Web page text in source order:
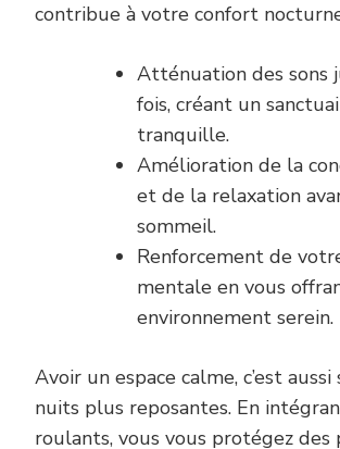
contribue à votre confort
Atténuation des sons
fois, créant un
tranquille.
Amélioration de la
et de la relaxation
sommeil.
Renforcement de
mentale en vous
environnement serein.
Avoir un espace calme, c’est aussi
nuits plus reposantes. En
roulants, vous vous protégez des